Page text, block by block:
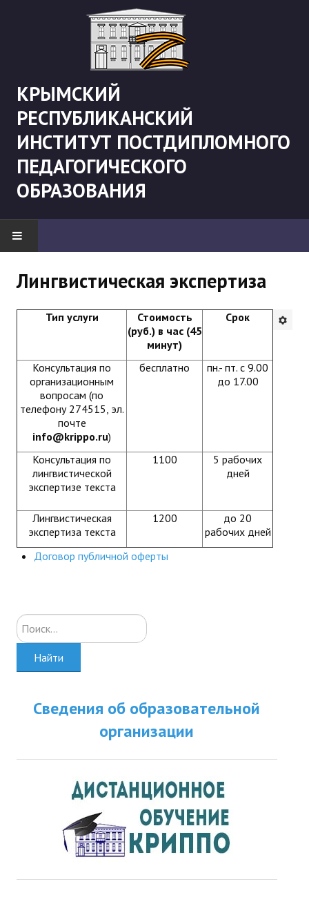
КРЫМСКИЙ
РЕСПУБЛИКАНСКИЙ
ИНСТИТУТ ПОСТДИПЛОМНОГО
ПЕДАГОГИЧЕСКОГО
ОБРАЗОВАНИЯ
АНОНСЫ
ИНСТИТУТ
Противодействие коррупции
В ПОМОЩЬ УЧИТЕЛЮ
Организация УВП
ГИА
Карта ГИА РК
ДПО
Лингвистическая экспертиза
Тип услуги
Стоимость
(руб.) в час (45
минут)
Срок
Консультация по
организационным
вопросам (по
телефону 274515, эл.
почте
info@krippo.ru)
бесплатно
пн.- пт. с 9.00
до 17.00
Консультация по
лингвистической
экспертизе текста
1100
5 рабочих
дней
Лингвистическая
экспертиза текста
1200
до 20
рабочих дней
Договор публичной оферты
Искать...
Найти
Сведения об образовательной
организации